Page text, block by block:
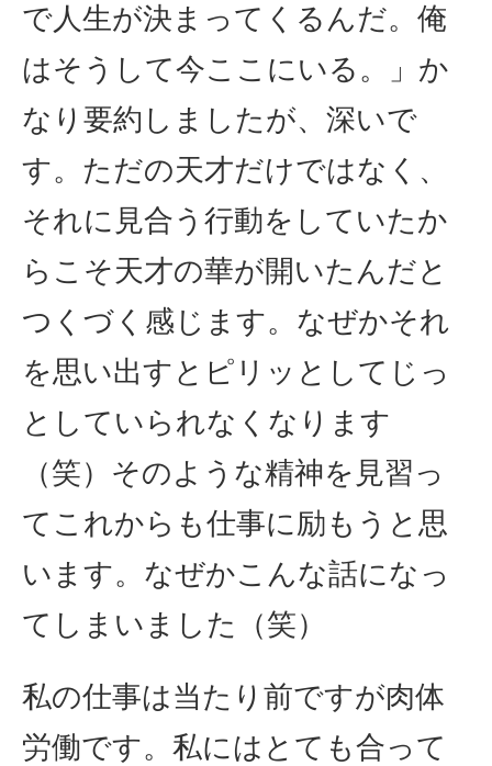
で人生が決まってくるんだ。俺
はそうして今ここにいる。」か
なり要約しましたが、深いで
す。ただの天才だけではなく、
それに見合う行動をしていたか
らこそ天才の華が開いたんだと
つくづく感じます。なぜかそれ
を思い出すとピリッとしてじっ
としていられなくなります
（笑）そのような精神を見習っ
てこれからも仕事に励もうと思
います。なぜかこんな話になっ
てしまいました（笑）
私の仕事は当たり前ですが肉体
労働です。私にはとても合って